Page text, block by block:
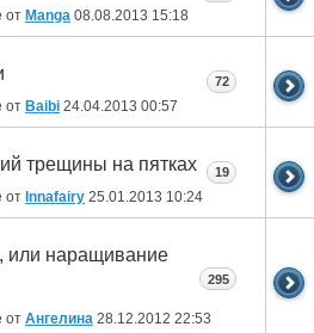
от Manga 08.08.2013 15:18
от Baibi 24.04.2013 00:57
72
трещины на пятках
от Innafairy 25.01.2013 10:24
19
или наращивание
от Ангелина 28.12.2012 22:53
295